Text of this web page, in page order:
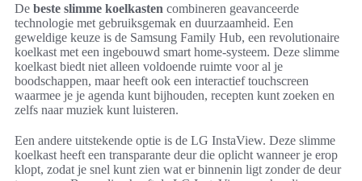
De beste slimme koelkasten combineren geavanceerde
technologie met gebruiksgemak en duurzaamheid. Een
geweldige keuze is de Samsung Family Hub, een revolutionaire
koelkast met een ingebouwd smart home-systeem. Deze slimme
koelkast biedt niet alleen voldoende ruimte voor al je
boodschappen, maar heeft ook een interactief touchscreen
waarmee je je agenda kunt bijhouden, recepten kunt zoeken en
zelfs naar muziek kunt luisteren.
Een andere uitstekende optie is de LG InstaView. Deze slimme
koelkast heeft een transparante deur die oplicht wanneer je erop
klopt, zodat je snel kunt zien wat er binnenin ligt zonder de deur